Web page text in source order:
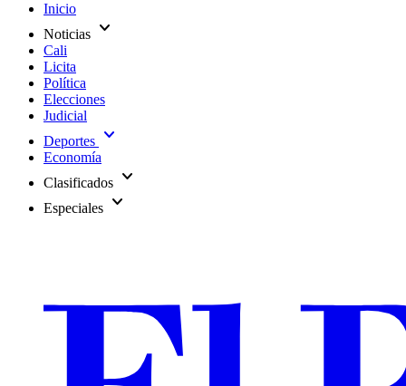
Inicio
Noticias expand_more
Cali
Licita
Política
Elecciones
Judicial
Deportes expand_more
Economía
Clasificados expand_more
Especiales expand_more